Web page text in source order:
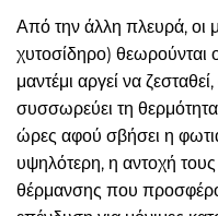
Από την άλλη πλευρά, οι
χυτοσίδηρο) θεωρούνται
μαντέμι αργεί να
συσσωρεύει τη
ώρες αφού σβήσει η
υψηλότερη, η αντοχή
θέρμανσης που